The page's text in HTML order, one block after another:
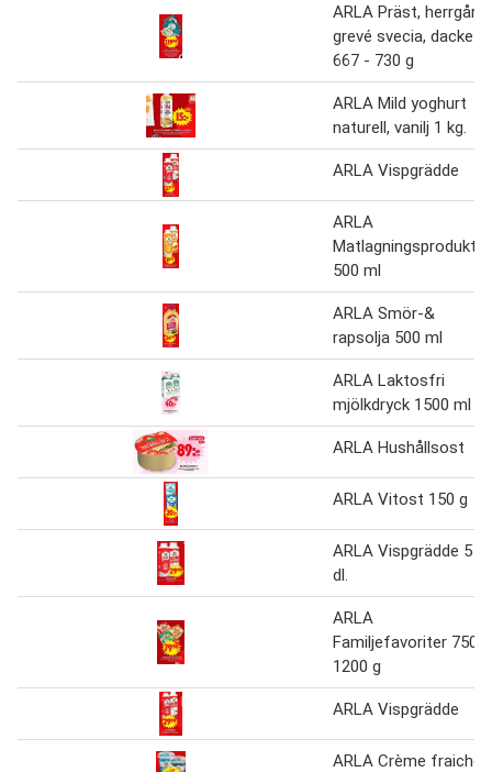
ARLA Präst, herrgård,
grevé svecia, dacke
667 - 730 g
ARLA Mild yoghurt
naturell, vanilj 1 kg.
ARLA Vispgrädde
ARLA
Matlagningsprodukter
500 ml
ARLA Smör-&
rapsolja 500 ml
ARLA Laktosfri
mjölkdryck 1500 ml
ARLA Hushållsost
ARLA Vitost 150 g
ARLA Vispgrädde 5
dl.
ARLA
Familjefavoriter 750-
1200 g
ARLA Vispgrädde
ARLA Crème fraiche